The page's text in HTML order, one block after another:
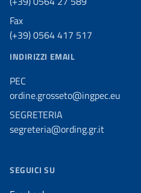
Fax
(+39) 0564 417 517
INDIRIZZI EMAIL
PEC
ordine.grosseto@ingpec.eu
SEGRETERIA
segreteria@ording.gr.it
SEGUICI SU